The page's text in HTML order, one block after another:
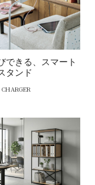
できる、スマート
タンド